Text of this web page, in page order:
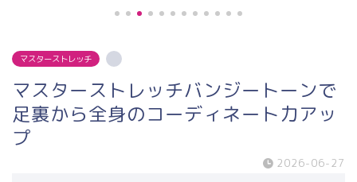
マスターストレッチ
マスターストレッチバンジートーンで
足裏から全身のコーディネート力アッ
プ
2026-06-27